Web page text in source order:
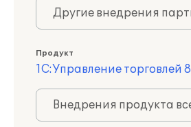
Другие внедрения
Продукт
1С:Управление торговлей 8
Внедрения продукта